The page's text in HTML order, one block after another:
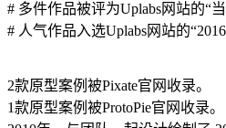
# 多件作品被评为Uplabs网站的“
# 人气作品入选Uplabs网站的
2款原型案例被Pixate官网收录。
1款原型案例被ProtoPie官网收录。